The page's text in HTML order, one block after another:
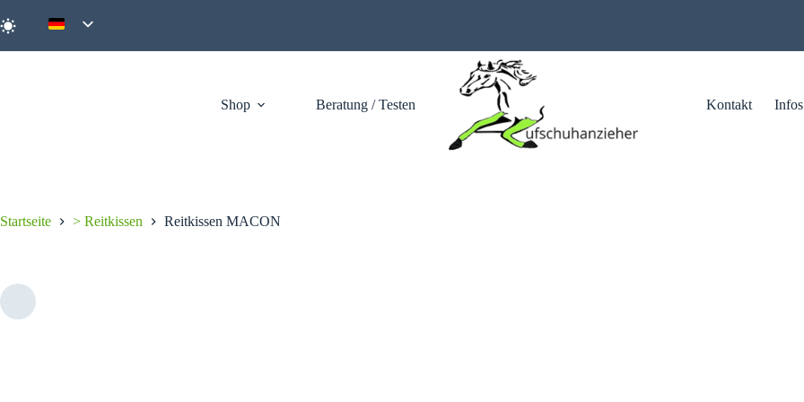
Inhalt
springen
Shop Beratung / Testen Kontakt Infos
Startseite > Reitkissen Reitkissen MACON